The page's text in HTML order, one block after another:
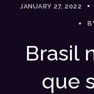
JANUARY 27, 2022
Brasil
que